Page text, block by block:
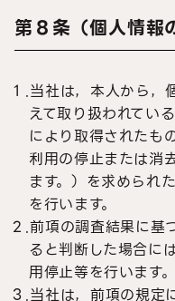
第８条（個人情報
１.当社は，本人から，
えて取り扱われてい
により取得されたも
利用の停止または消
ます。）を求められ
を行います。
２.前項の調査結果に基
ると判断した場合に
用停止等を行います。
３.当社は，前項の規定